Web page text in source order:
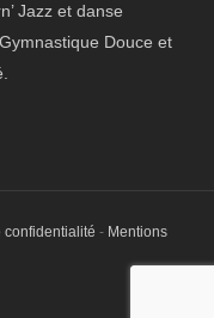
Jazz et danse
Douce et
confidentialité - Mentions